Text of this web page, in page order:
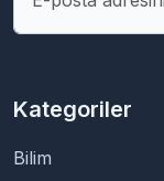
Kategoriler
Bilim